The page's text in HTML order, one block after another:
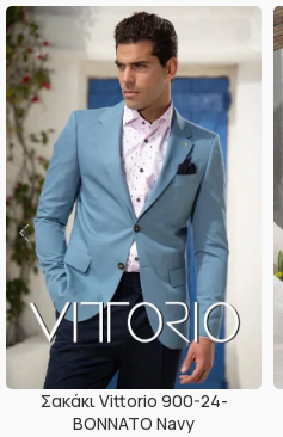
Σακάκι Vittorio 900-24-
BONNATO Navy